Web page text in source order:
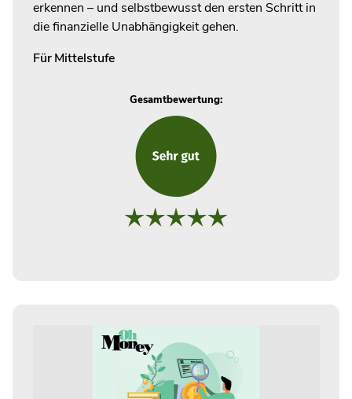
erkennen – und selbstbewusst den ersten Schritt in
die finanzielle Unabhängigkeit gehen.
Für Mittelstufe
Gesamtbewertung: